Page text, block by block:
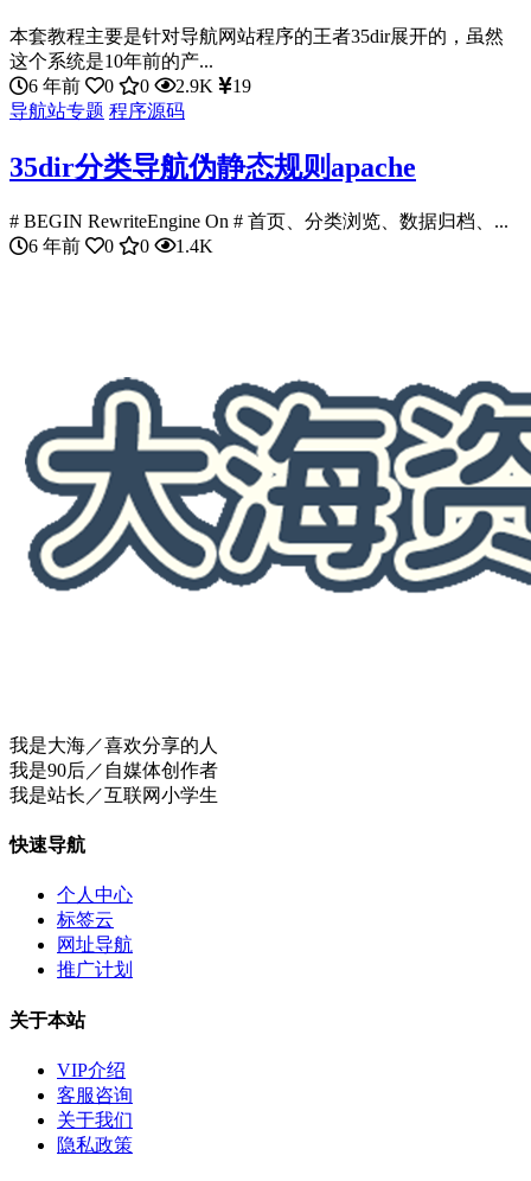
本套教程主要是针对导航网站程序的王者35dir展开的，虽然
这个系统是10年前的产...
6 年前
0 0 2.9K
19
导航站专题 程序源码
35dir分类导航伪静态规则apache
# BEGIN RewriteEngine On # 首页、分类浏览、数据归档、...
6 年前
0 0 1.4K
我是大海／喜欢分享的人
我是90后／自媒体创作者
我是站长／互联网小学生
快速导航
个人中心
标签云
网址导航
推广计划
关于本站
VIP介绍
客服咨询
关于我们
隐私政策